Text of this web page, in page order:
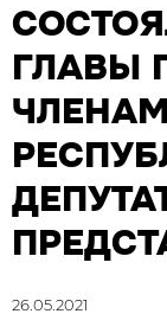
ГЛАВЫ
26.05.2021